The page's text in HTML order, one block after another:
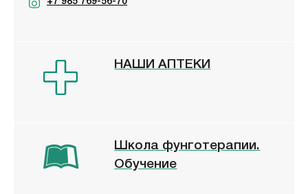
НАШИ АПТЕКИ
Школа фунготерапии.
Обучение